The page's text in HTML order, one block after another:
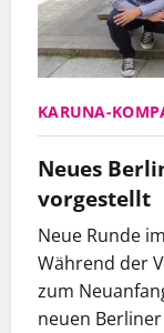
KARUNA-
Neues
vorgestellt
Neue Runde
Während der
zum
neuen